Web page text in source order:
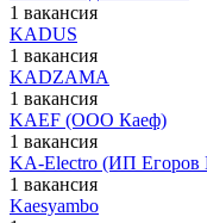
1 вакансия
KADUS
1 вакансия
KADZAMA
1 вакансия
KAEF (ООО Каеф)
1 вакансия
KA-Electro (ИП Егоров
1 вакансия
Kaesyambo